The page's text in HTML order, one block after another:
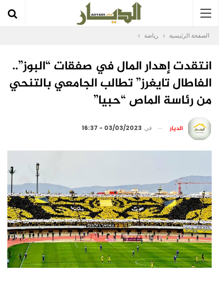
الصفحة الرئيسية رياضة
انتقدت إهدار المال في صفقات “البوز”..
الفاطال تايغرز” تطالب الجامعي بالتنحي
من رئاسة الماص “حبيا”
الديار في 03/03/2023 - 16:37